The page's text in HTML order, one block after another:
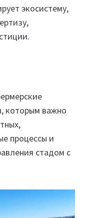
экосистему,
которым важно
процессы и
стадом с